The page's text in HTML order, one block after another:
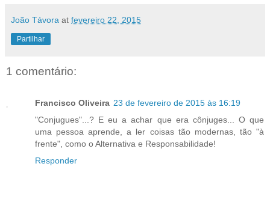
João Távora at fevereiro 22, 2015
Partilhar
1 comentário:
Francisco Oliveira 23 de fevereiro de 2015 às 16:19
"Conjugues"...? E eu a achar que era cônjuges... O que
uma pessoa aprende, a ler coisas tão modernas, tão "à
frente", como o Alternativa e Responsabilidade!
Responder